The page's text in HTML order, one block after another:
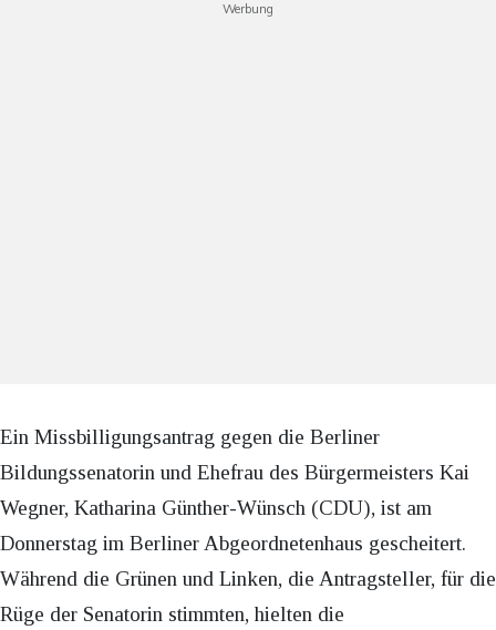
Werbung
Ein Missbilligungsantrag gegen die Berliner
Bildungssenatorin und Ehefrau des Bürgermeisters Kai
Wegner, Katharina Günther-Wünsch (CDU), ist am
Donnerstag im Berliner Abgeordnetenhaus gescheitert.
Während die Grünen und Linken, die Antragsteller, für die
Rüge der Senatorin stimmten, hielten die